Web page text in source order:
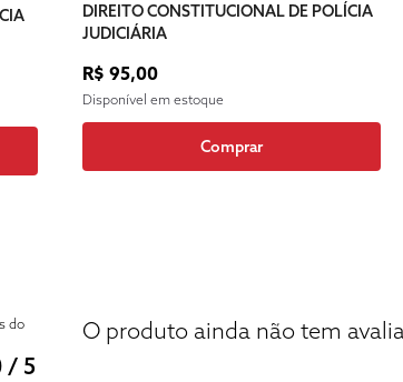
DIREITO CONSTITUCIONAL DE POLÍCIA
JUDICIÁRIA
R$ 95,00
Disponível em estoque
Comprar
do
/ 5
O produto ainda não tem